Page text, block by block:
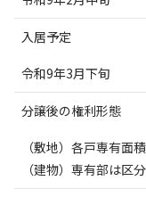
入居予定
令和9年3月下旬
分譲後の権利形態
（敷地）各戸専有面
（建物）専有部は区